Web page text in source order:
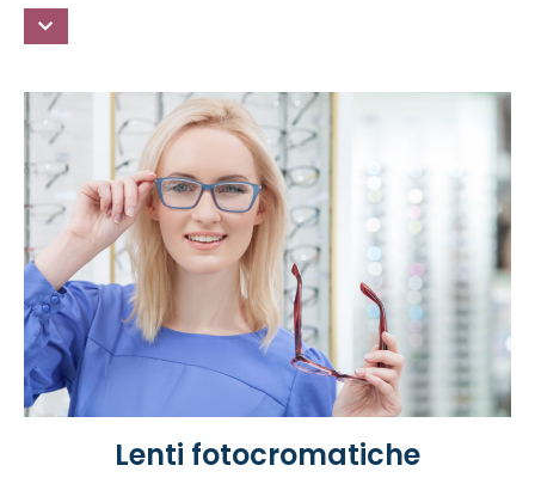
Grazie a questo trattamento, inoltre, le lenti sono
piùresistenti ai graffi e alle impronte
più avanzate, venite nel nostro centro ottico e provate i
vantaggi delle nostrelenti antiriflesso
Lenti fotocromatiche